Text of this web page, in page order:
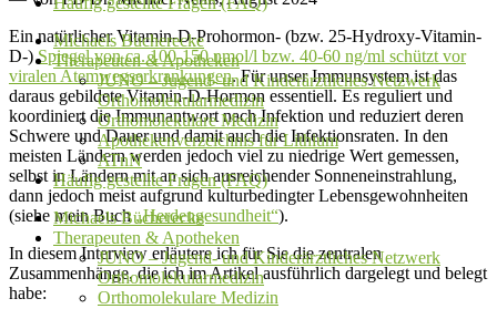
Michaels Bücherecke
Therapeuten & Apotheken
JUNO – Jugend- und Kinderärztliches Netzwerk
Orthomolekularmedizin
Orthomolekulare Medizin
Apothekenverzeichnis für Lithium
ATnN
Häufig gestellte Fragen (FAQ)
Michaels Bücherecke
Therapeuten & Apotheken
JUNO – Jugend- und Kinderärztliches Netzwerk
Orthomolekularmedizin
Orthomolekulare Medizin
Ein natürlicher Vitamin-D-Prohormon- (bzw. 25-Hydroxy-Vitamin-
D-)Spiegel von ca. 100-150 nmol/l bzw. 40-60 ng/ml schützt vor
viralen Atemwegserkrankungen. Für unser Immunsystem ist das
daraus gebildete Vitamin-D-Hormon essentiell. Es reguliert und
koordiniert die Immunantwort nach Infektion und reduziert deren
Schwere und Dauer und damit auch die Infektionsraten. In den
meisten Ländern werden jedoch viel zu niedrige Wert gemessen,
selbst in Ländern mit an sich ausreichender Sonneneinstrahlung,
dann jedoch meist aufgrund kulturbedingter Lebensgewohnheiten
(siehe mein Buch„Herdengesundheit“).
In diesem Interview erläutere ich für Sie die zentralen
Zusammenhänge, die ich im Artikel ausführlich dargelegt und belegt
habe: